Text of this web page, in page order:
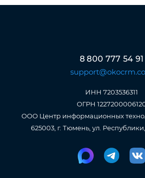
8 800 777 54 91
ИНН 7203536311
ОГРН
ООО Центр информационных
625003, г. Тюмень, ул.